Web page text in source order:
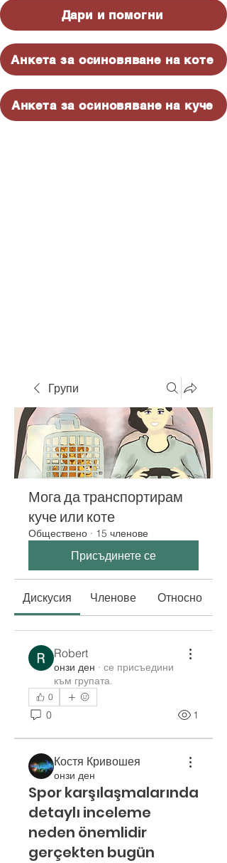
Дари и помогни
Анкета за осиновяване на коте
Анкета за осиновяване на куче
Групи
Мога да транспортирам
куче или коте
Обществено · 15 членове
Присъдинете се
Дискусия Членове Относно
Robert
онзи ден · се присъедини
към групата.
0
0 1
Костя Кривошея
онзи ден
Spor karşılaşmalarında
detaylı inceleme
neden önemlidir
gerçekten bugün